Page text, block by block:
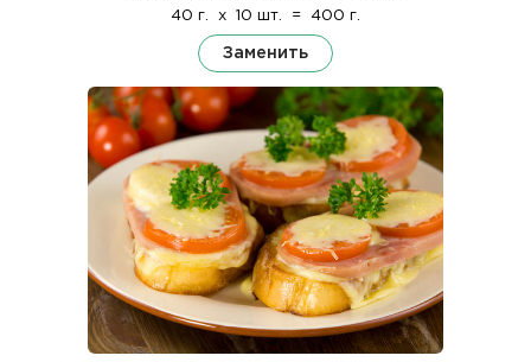
40 г. x 10 шт. = 400 г.
Заменить